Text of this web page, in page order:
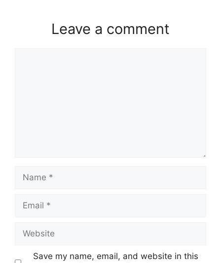
Leave a comment
Save my name, email, and website in this